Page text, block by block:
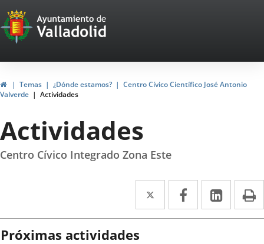
Portal
Web
del
Ayuntamiento
de
Valladolid
InicioTemas ¿Dónde estamos?
Centro Cívico Científico José Antonio
Valverde
Actividades
Actividades
Centro Cívico Integrado Zona Este
Twitter
Enlace
a
Facebook
Enlace
a
Enlace
a
Próximas actividades